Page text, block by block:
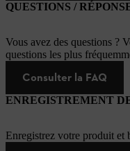
QUESTIONS /
Vous avez des questions ?
questions les plus
Consulter la FAQ
ENREGISTREMENT
Enregistrez votre produit et